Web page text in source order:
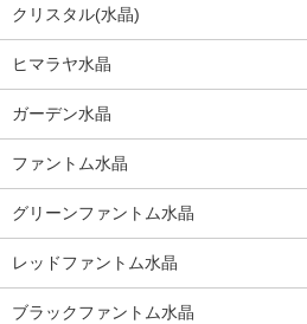
クリスタル(水晶)
ヒマラヤ水晶
ガーデン水晶
ファントム水晶
グリーンファントム水晶
レッドファントム水晶
ブラックファントム水晶